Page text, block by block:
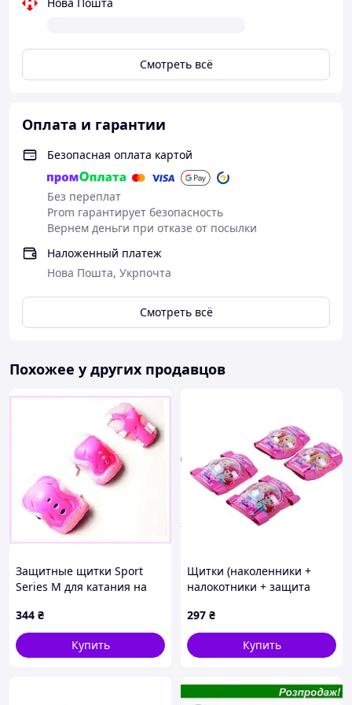
идеально подходить к роликам или скейту как
Заказывайте сегодня в магазине TruToys!
обеспечиваем быструю отправку по всей Украине. Уже
Смотреть всё
Оплата и гарантии
Безопасная оплата картой
Без переплат
Prom гарантирует безопасность
Вернем деньги при отказе от посылки
Наложенный платеж
Нова Пошта, Укрпочта
Смотреть всё
Похожее у других продавцов
Защитные щитки Sport
Series M для катания на
344 ₴
Купить
Щитки (наколенники +
налокотники + защита
S L34 AMG, TM-Z-90465
297 ₴
Купить